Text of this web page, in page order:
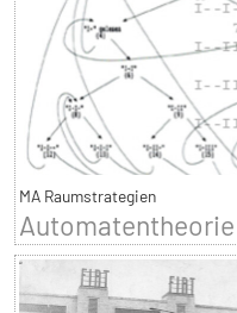
MA Raumstrategien
Automatentheorie